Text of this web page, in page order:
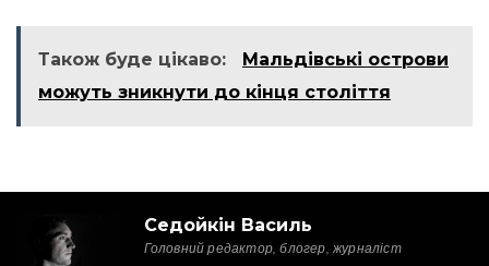
Також буде цікаво:
Мальдівські острови
можуть зникнути до кінця століття
Седойкін Василь
Головний редактор, блогер, журналіст